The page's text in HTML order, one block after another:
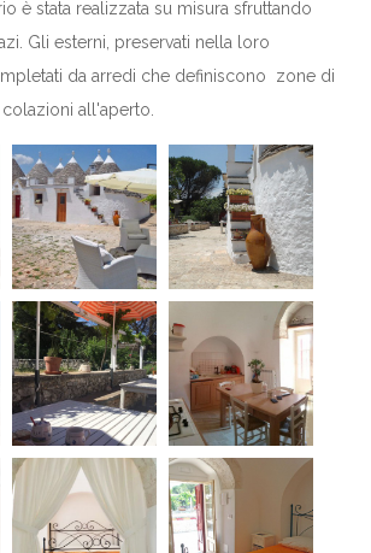
è stata realizzata su misura sfruttando
Gli esterni, preservati nella loro
da arredi che definiscono zone di
all'aperto.